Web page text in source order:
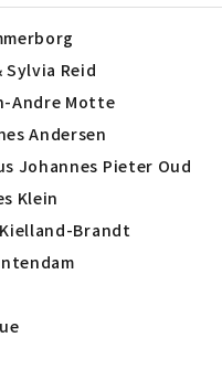
Sylvia Reid
Andre Motte
Andersen
Johannes Pieter Oud
Klein
Brandt